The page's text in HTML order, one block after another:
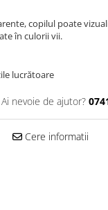
copilul poate
în culorii vii.
lucrătoare
Ai nevoie de ajutor?
Cere informatii